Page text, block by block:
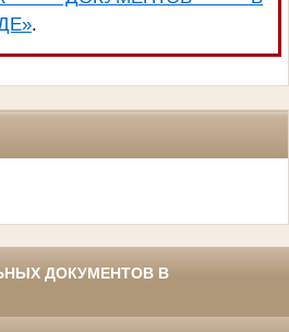
.
ДОКУМЕНТОВ В